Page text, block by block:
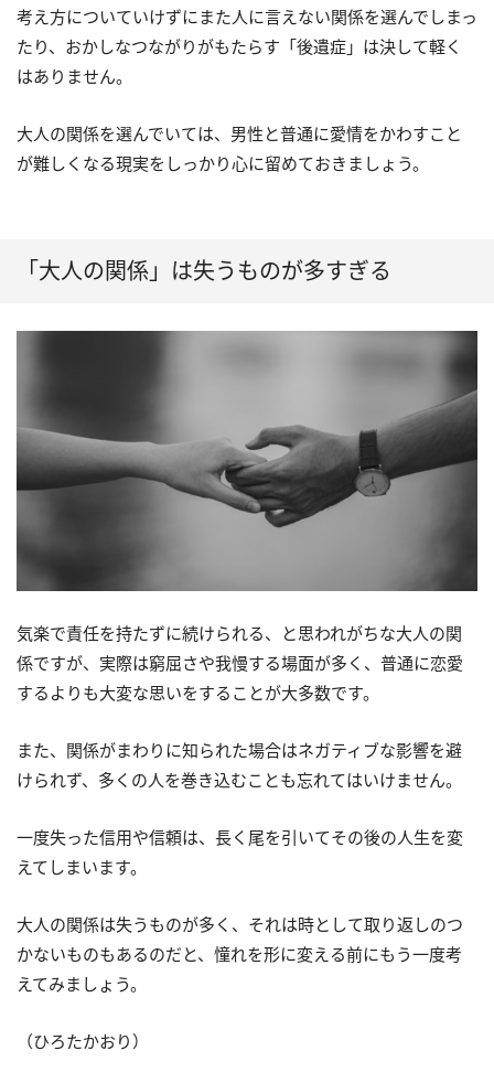
考え方についていけずにまた人に言えない関係を選んでしまっ
たり、おかしなつながりがもたらす「後遺症」は決して軽く
はありません。
大人の関係を選んでいては、男性と普通に愛情をかわすこと
が難しくなる現実をしっかり心に留めておきましょう。
「大人の関係」は失うものが多すぎる
気楽で責任を持たずに続けられる、と思われがちな大人の関
係ですが、実際は窮屈さや我慢する場面が多く、普通に恋愛
するよりも大変な思いをすることが大多数です。
また、関係がまわりに知られた場合はネガティブな影響を避
けられず、多くの人を巻き込むことも忘れてはいけません。
一度失った信用や信頼は、長く尾を引いてその後の人生を変
えてしまいます。
大人の関係は失うものが多く、それは時として取り返しのつ
かないものもあるのだと、憧れを形に変える前にもう一度考
えてみましょう。
（ひろたかおり）